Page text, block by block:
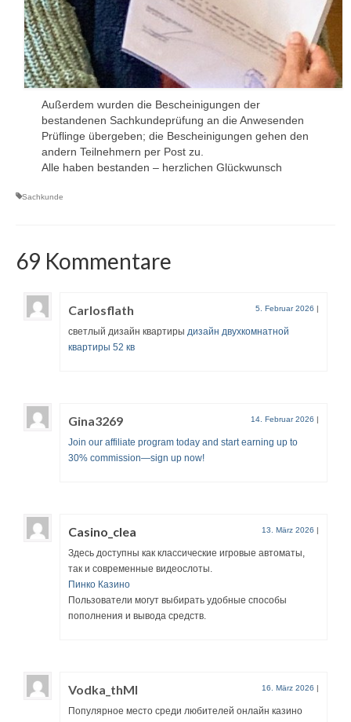
Außerdem wurden die Bescheinigungen der
bestandenen Sachkundeprüfung an die Anwesenden
Prüflinge übergeben; die Bescheinigungen gehen den
andern Teilnehmern per Post zu.
Alle haben bestanden – herzlichen Glückwunsch
Sachkunde
69 Kommentare
Carlosflath 5. Februar 2026 |
светлый дизайн квартиры дизайн двухкомнатной
квартиры 52 кв
Gina3269 14. Februar 2026 |
Join our affiliate program today and start earning up to
30% commission—sign up now!
Casino_clea 13. März 2026 |
Здесь доступны как классические игровые автоматы,
так и современные видеослоты.
Пинко Казино
Пользователи могут выбирать удобные способы
пополнения и вывода средств.
Vodka_thMl 16. März 2026 |
Популярное место среди любителей онлайн казино